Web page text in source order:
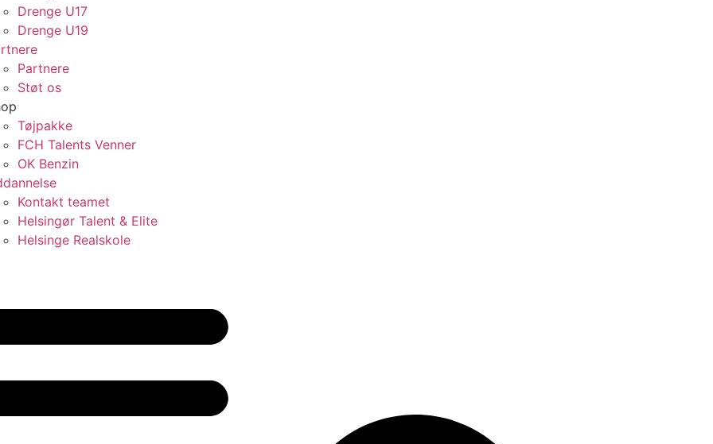
Drenge U17
Drenge U19
Partnere
Støt os
Tøjpakke
FCH Talents Venner
OK Benzin
Kontakt teamet
Helsingør Talent & Elite
Helsinge Realskole